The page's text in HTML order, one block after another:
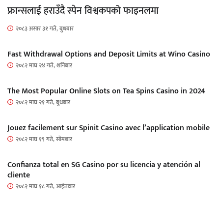
फ्रान्सलाई हराउँदै स्पेन विश्वकपको फाइनलमा
२०८३ असार ३१ गते, बुधबार
Fast Withdrawal Options and Deposit Limits at Wino Casino
२०८२ माघ २४ गते, शनिबार
The Most Popular Online Slots on Tea Spins Casino in 2024
२०८२ माघ २१ गते, बुधबार
Jouez facilement sur Spinit Casino avec l’application mobile
२०८२ माघ १९ गते, सोमबार
Confianza total en SG Casino por su licencia y atención al
cliente
२०८२ माघ १८ गते, आईतवार